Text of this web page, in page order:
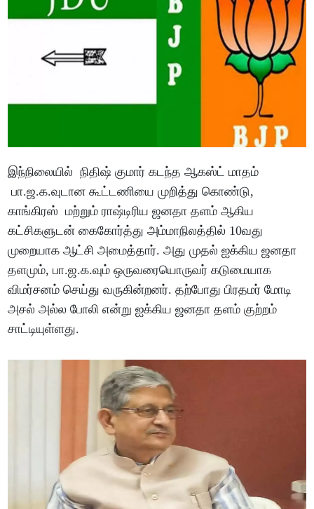
இந்நிலையில் நிதிஷ் குமார் கடந்த ஆகஸ்ட் மாதம்
பா.ஜ.க.வுடான கூட்டணியை முறித்து கொண்டு,
காங்கிரஸ் மற்றும் ராஷ்டிரிய ஜனதா தளம் ஆகிய
கட்சிகளுடன் கைகோர்த்து அம்மாநிலத்தில் 10வது
முறையாக ஆட்சி அமைத்தார். அது முதல் ஐக்கிய ஜனதா
தளமும், பா.ஜ.க.வும் ஒருவரையொருவர் கடுமையாக
விமர்சனம் செய்து வருகின்றனர். தற்போது பிரதமர் மோடி
அசல் அல்ல போலி என்று ஐக்கிய ஜனதா தளம் குற்றம்
சாட்டியுள்ளது.